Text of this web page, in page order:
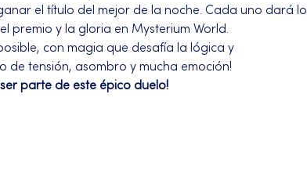
el título del mejor de la noche. Cada uno dará lo
premio y la gloria en Mysterium World.
con magia que desafía la lógica y
de tensión, asombro y mucha emoción!
parte de este épico duelo!